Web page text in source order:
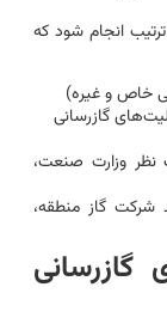
انجام شود که
خاص و غیره)
گازرسانی
وزارت صنعت،
شرکت گاز منطقه،